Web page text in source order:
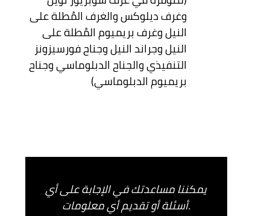
وغرف ديلوكس والغرف المُطلة على
النيل وغرف بريميوم المُطلة على
النيل وجراند النيل وجناح فورسيزونز
التنفيذي والجناح الدبلوماسي وجناح
بريميوم الدبلوماسي)
يمكننا مساعدتك في الإجابة على أي
أسئلة أو تقديم أي معلومات.